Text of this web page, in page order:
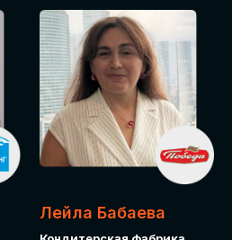
Лейла Бабаева